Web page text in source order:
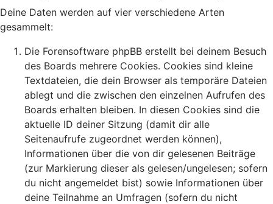
Deine Daten werden auf vier verschiedene Arten
gesammelt:
Die Forensoftware phpBB erstellt bei deinem Besuch
des Boards mehrere Cookies. Cookies sind kleine
Textdateien, die dein Browser als temporäre Dateien
ablegt und die zwischen den einzelnen Aufrufen des
Boards erhalten bleiben. In diesen Cookies sind die
aktuelle ID deiner Sitzung (damit dir alle
Seitenaufrufe zugeordnet werden können),
Informationen über die von dir gelesenen Beiträge
(zur Markierung dieser als gelesen/ungelesen; sofern
du nicht angemeldet bist) sowie Informationen über
deine Teilnahme an Umfragen (sofern du nicht